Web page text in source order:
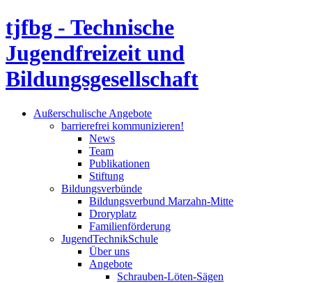
tjfbg - Technische
Jugendfreizeit und
Bildungsgesellschaft
Außerschulische Angebote
barrierefrei kommunizieren!
News
Team
Publikationen
Stiftung
Bildungsverbünde
Bildungsverbund Marzahn-Mitte
Droryplatz
Familienförderung
JugendTechnikSchule
Über uns
Angebote
Schrauben-Löten-Sägen